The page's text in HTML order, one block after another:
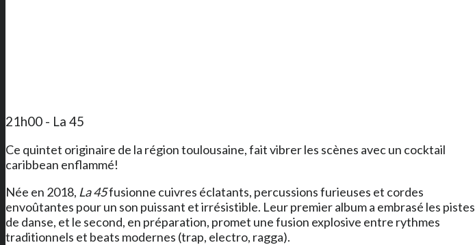
21h00 - La 45
Ce quintet originaire de la région toulousaine, fait vibrer les scènes avec un cocktail
caribbean enflammé!
Née en 2018, La 45fusionne cuivres éclatants, percussions furieuses et cordes
envoûtantes pour un son puissant et irrésistible. Leur premier album a embrasé les pistes
de danse, et le second, en préparation, promet une fusion explosive entre rythmes
traditionnels et beats modernes (trap, electro, ragga).